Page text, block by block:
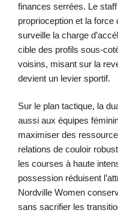
finances serrées. Le
proprioception et la
surveille la charge
cible des profils sous-
voisins, misant sur la
devient un levier sportif.
Sur le plan tactique, la
aussi aux équipes
maximiser des
relations de couloir
les courses à haute
possession réduisent
Nordville Women
sans sacrifier les